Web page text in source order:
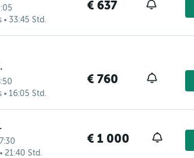
33:45 Std.
€ 637
16:05 Std.
€ 760
21:40 Std.
€ 1 000